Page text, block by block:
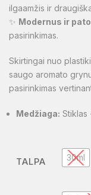
ilgaamžis ir
✨ Modernus ir
pasirinkimas.
Skirtingai nuo
saugo aromato
pasirinkimas
Medžiaga: Stiklas
TALPA 30ml